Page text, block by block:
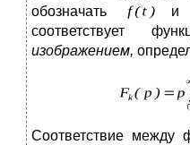
обозначать
и
соответствует
изображением,
Соответствие между